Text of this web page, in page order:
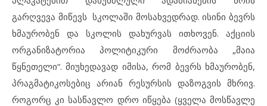
გარღვევა მიწევს სკოლაში მოსახვედრად. ისინი ბევრს
ხმაურობენ და სკოლის დახურვას ითხოვენ. აქციის
ორგანიზატორია პოლიტიკური მოძრაობა „მაია
წყნეთელი“. მიუხედავად იმისა, რომ ბევრს ხმაურობენ,
პრაგმატიკოსებიც არიან რესურსის დაზოგვის მხრივ.
როგორც კი სასწავლო დრო იწყება (ყველა მოსწავლე